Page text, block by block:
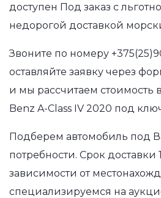
доступен Под заказ с
недорогой доставкой
Звоните по номеру
оставляйте заявку через
и мы рассчитаем стоимость
Benz A-Class IV 2020 под
Подберем автомобиль под
потребности. Срок доставки
зависимости от
специализируемся на